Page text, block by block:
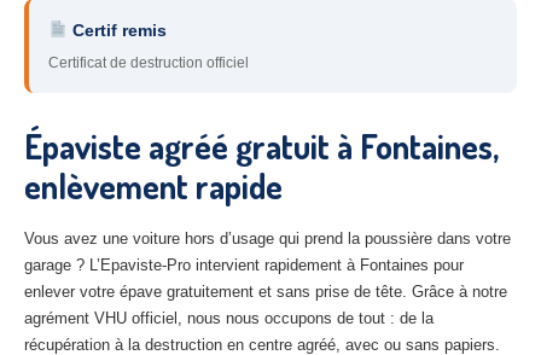
45– Loiret
28– Eure-et-Loir
27– Eure
10 – Aube
02– Aisne
Certif remis
Certificat de destruction officiel
Épaviste agréé gratuit à Fontaines,
enlèvement rapide
Vous avez une voiture hors d’usage qui prend la poussière dans votre
garage ? L’Epaviste-Pro intervient rapidement à Fontaines pour
enlever votre épave gratuitement et sans prise de tête. Grâce à notre
agrément VHU officiel, nous nous occupons de tout : de la
récupération à la destruction en centre agréé, avec ou sans papiers.